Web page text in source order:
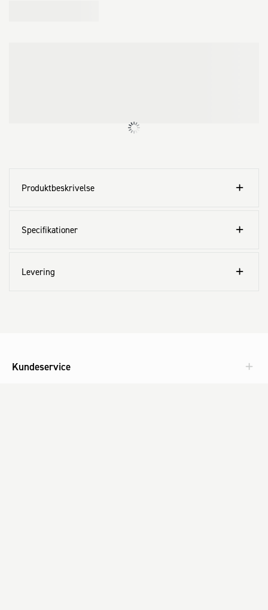
Produktbeskrivelse
Specifikationer
Levering
Kundeservice